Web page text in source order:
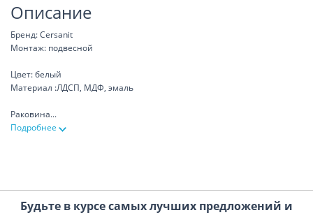
Описание
Бренд: Cersanit
Монтаж: подвесной
Цвет: белый
Материал :ЛДСП, МДФ, эмаль
Раковина...
Подробнее
Будьте в курсе самых лучших предложений и